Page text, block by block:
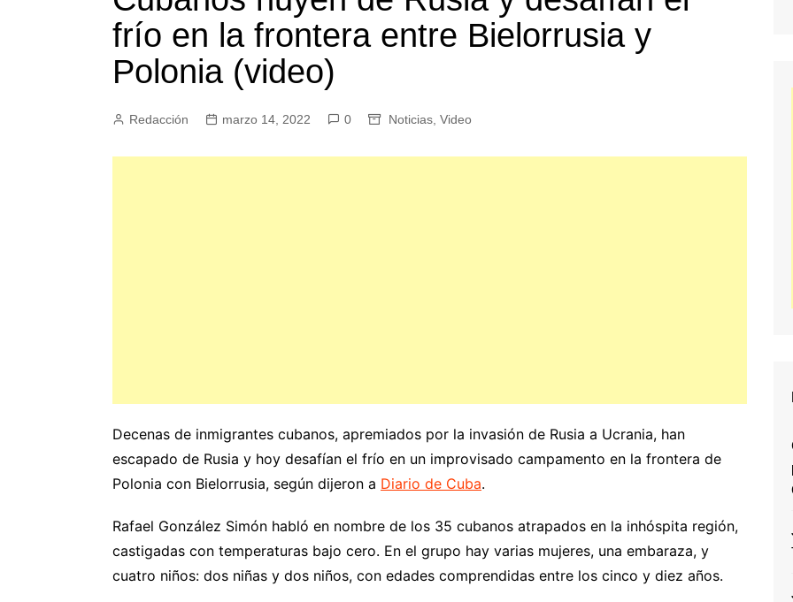
frío en la frontera entre Bielorrusia y
Polonia (video)
Redacción marzo 14, 2022 0 Noticias Video
Decenas de inmigrantes cubanos, apremiados por la invasión de Rusia a Ucrania, han
escapado de Rusia y hoy desafían el frío en un improvisado campamento en la frontera de
Polonia con Bielorrusia, según dijeron a Diario de Cuba.
Rafael González Simón habló en nombre de los 35 cubanos atrapados en la inhóspita región,
castigadas con temperaturas bajo cero. En el grupo hay varias mujeres, una embaraza, y
cuatro niños: dos niñas y dos niños, con edades comprendidas entre los cinco y diez años.